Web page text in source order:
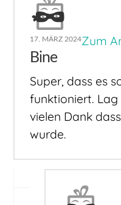
17. MÄRZ 2024Zum
Bine
Super, dass es
funktioniert.
vielen Dank
wurde.